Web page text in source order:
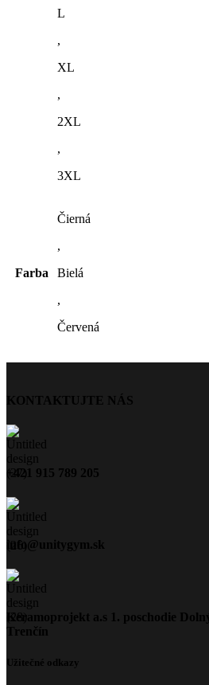
L
,
XL
,
2XL
,
3XL
Farba
Čierná
,
Bielá
,
Červená
KONTAKTUJTE NÁS
+421 915 789 205
info@unitygym.sk
Keramoprojekt a.s 1. poschodie
Trenčín
Užitečné odkazy